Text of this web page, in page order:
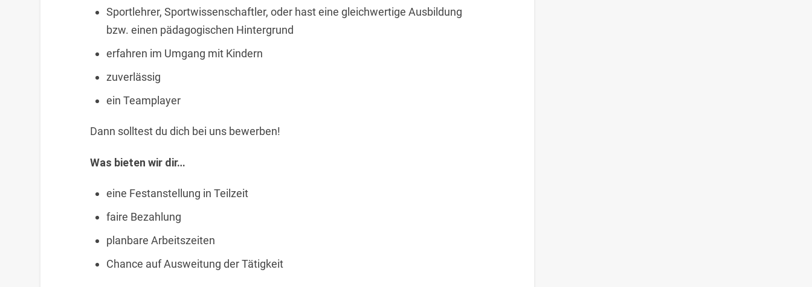
Sportlehrer, Sportwissenschaftler, oder hast eine gleichwertige Ausbildung
bzw. einen pädagogischen Hintergrund
erfahren im Umgang mit Kindern
zuverlässig
ein Teamplayer
Dann solltest du dich bei uns bewerben!
Was bieten wir dir…
eine Festanstellung in Teilzeit
faire Bezahlung
planbare Arbeitszeiten
Chance auf Ausweitung der Tätigkeit